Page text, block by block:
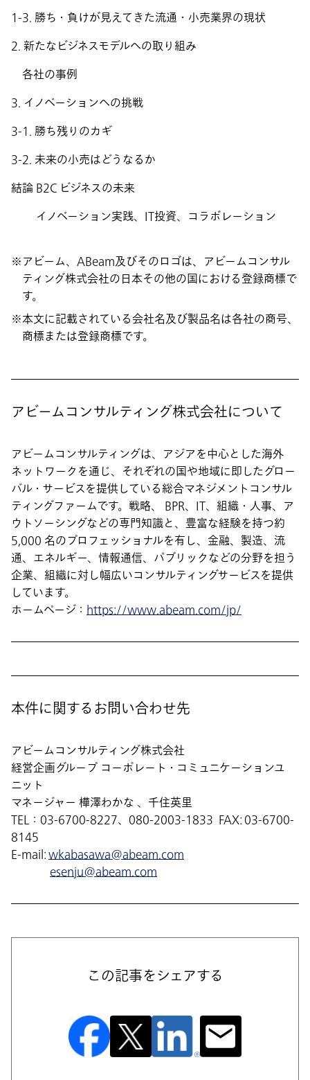
1-3. 勝ち・負けが見えてきた流通・小売業界の現状
2. 新たなビジネスモデルへの取り組み
各社の事例
3. イノベーションへの挑戦
3-1. 勝ち残りのカギ
3-2. 未来の小売はどうなるか
結論 B2C ビジネスの未来
イノベーション実践、IT投資、コラボレーション
アビーム、ABeam及びそのロゴは、アビームコンサル
ティング株式会社の日本その他の国における登録商標で
す。
本文に記載されている会社名及び製品名は各社の商号、
商標または登録商標です。
アビームコンサルティング株式会社について
アビームコンサルティングは、アジアを中心とした海外
ネットワークを通じ、それぞれの国や地域に即したグロー
バル・サービスを提供している総合マネジメントコンサル
ティングファームです。戦略、 BPR、IT、組織・人事、ア
ウトソーシングなどの専門知識と、豊富な経験を持つ約
5,000 名のプロフェッショナルを有し、金融、製造、流
通、エネルギー、情報通信、パブリックなどの分野を担う
企業、組織に対し幅広いコンサルティングサービスを提供
しています。
ホームページ： https://www.abeam.com/jp/
本件に関するお問い合わせ先
アビームコンサルティング株式会社
経営企画グループ コーポレート・コミュニケーションユ
ニット
マネージャー 樺澤わかな 、千住英里
TEL：03-6700-8227、080-2003-1833 FAX: 03-6700-
8145
E-mail:wkabasawa@abeam.com
esenju@abeam.com
この記事をシェアする